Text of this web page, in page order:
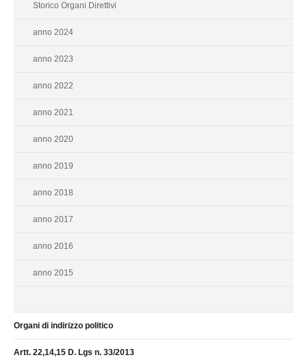
Storico Organi Direttivi
anno 2024
anno 2023
anno 2022
anno 2021
anno 2020
anno 2019
anno 2018
anno 2017
anno 2016
anno 2015
Organi di indirizzo politico
Artt. 22,14,15 D. Lgs n. 33/2013